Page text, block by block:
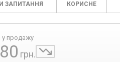
ЗАПИТАННЯ КОРИСНЕ
у продажу
грн.